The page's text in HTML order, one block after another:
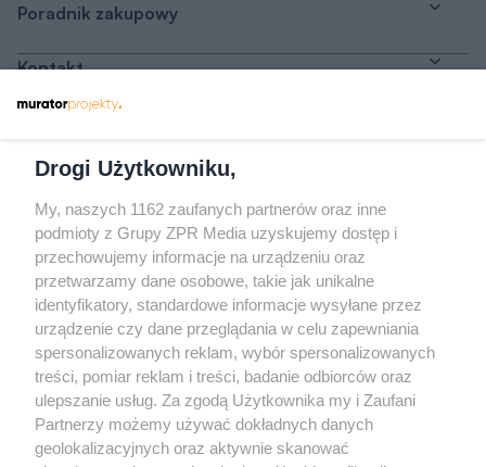
Poradnik zakupowy
Kontakt
Odwiedź grupę na Facebooku
Gdybym budował drugi raz - mądry Polak
przed budową
Forum Muratora
Drogi Użytkowniku,
My, naszych 1162 zaufanych partnerów oraz inne
podmioty z Grupy ZPR Media uzyskujemy dostęp i
przechowujemy informacje na urządzeniu oraz
przetwarzamy dane osobowe, takie jak unikalne
identyfikatory, standardowe informacje wysyłane przez
urządzenie czy dane przeglądania w celu zapewniania
spersonalizowanych reklam, wybór spersonalizowanych
treści, pomiar reklam i treści, badanie odbiorców oraz
ulepszanie usług. Za zgodą Użytkownika my i Zaufani
Partnerzy możemy używać dokładnych danych
geolokalizacyjnych oraz aktywnie skanować